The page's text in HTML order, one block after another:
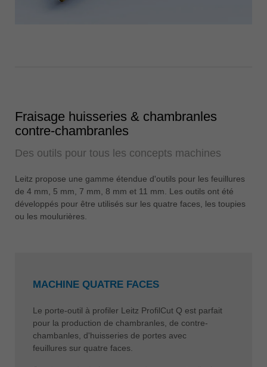
Fraisage huisseries & chambranles
contre-chambranles
Des outils pour tous les concepts machines
Leitz propose une gamme étendue d'outils pour les feuillures
de 4 mm, 5 mm, 7 mm, 8 mm et 11 mm. Les outils ont été
développés pour être utilisés sur les quatre faces, les toupies
ou les moulurières.
MACHINE QUATRE FACES
Le porte-outil à profiler Leitz ProfilCut Q est parfait
pour la production de chambranles, de contre-
chambanles, d'huisseries de portes avec
feuillures sur quatre faces.